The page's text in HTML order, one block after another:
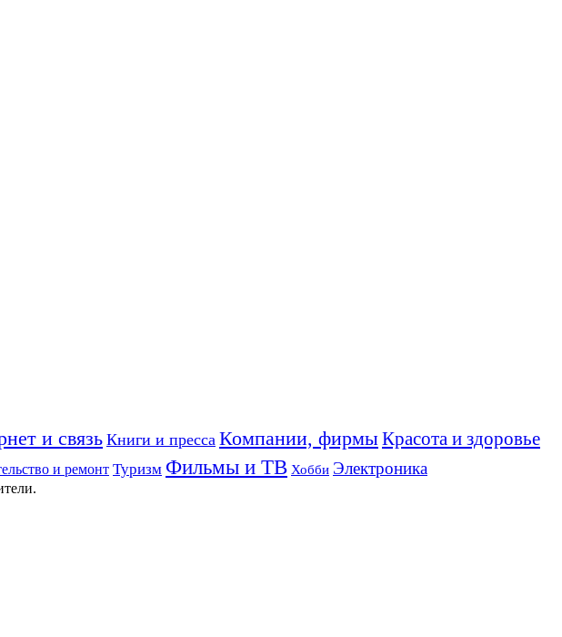
и связь Книги и пресса Компании, фирмыКрасота и здоровье
и ремонт Туризм Фильмы и ТВ Хобби Электроника